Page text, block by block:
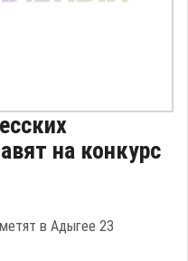
на конкурс
в Адыгее 23